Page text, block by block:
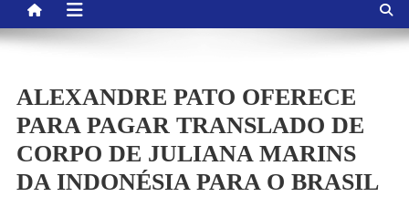
ALEXANDRE PATO OFERECE
PARA PAGAR TRANSLADO DE
CORPO DE JULIANA MARINS
DA INDONÉSIA PARA O BRASIL